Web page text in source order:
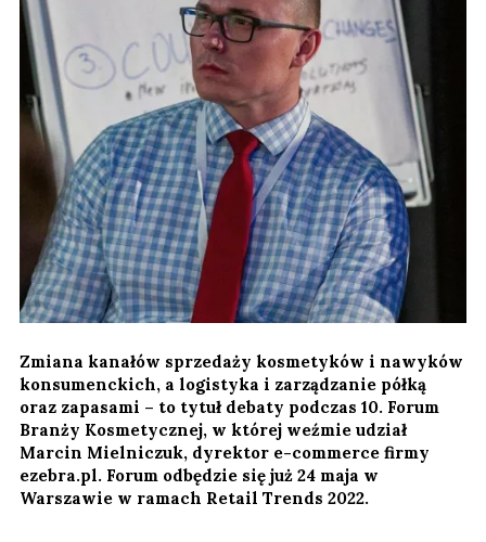
Zmiana kanałów sprzedaży kosmetyków i nawyków
konsumenckich, a logistyka i zarządzanie półką
oraz zapasami – to tytuł debaty podczas 10. Forum
Branży Kosmetycznej, w której weźmie udział
Marcin Mielniczuk, dyrektor e-commerce firmy
ezebra.pl. Forum odbędzie się już 24 maja w
Warszawie w ramach Retail Trends 2022.